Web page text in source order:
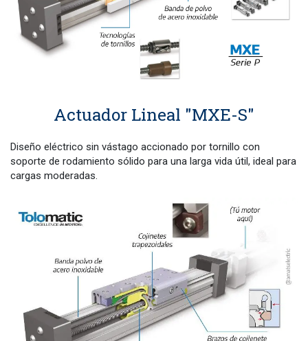
Actuador Lineal "MXE-S"
Diseño eléctrico sin vástago accionado por tornillo con
soporte de rodamiento sólido para una larga vida útil, ideal para
cargas moderadas.